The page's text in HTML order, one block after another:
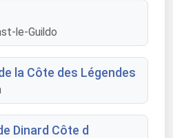
le-Guildo
la Côte des Légendes
Dinard Côte d